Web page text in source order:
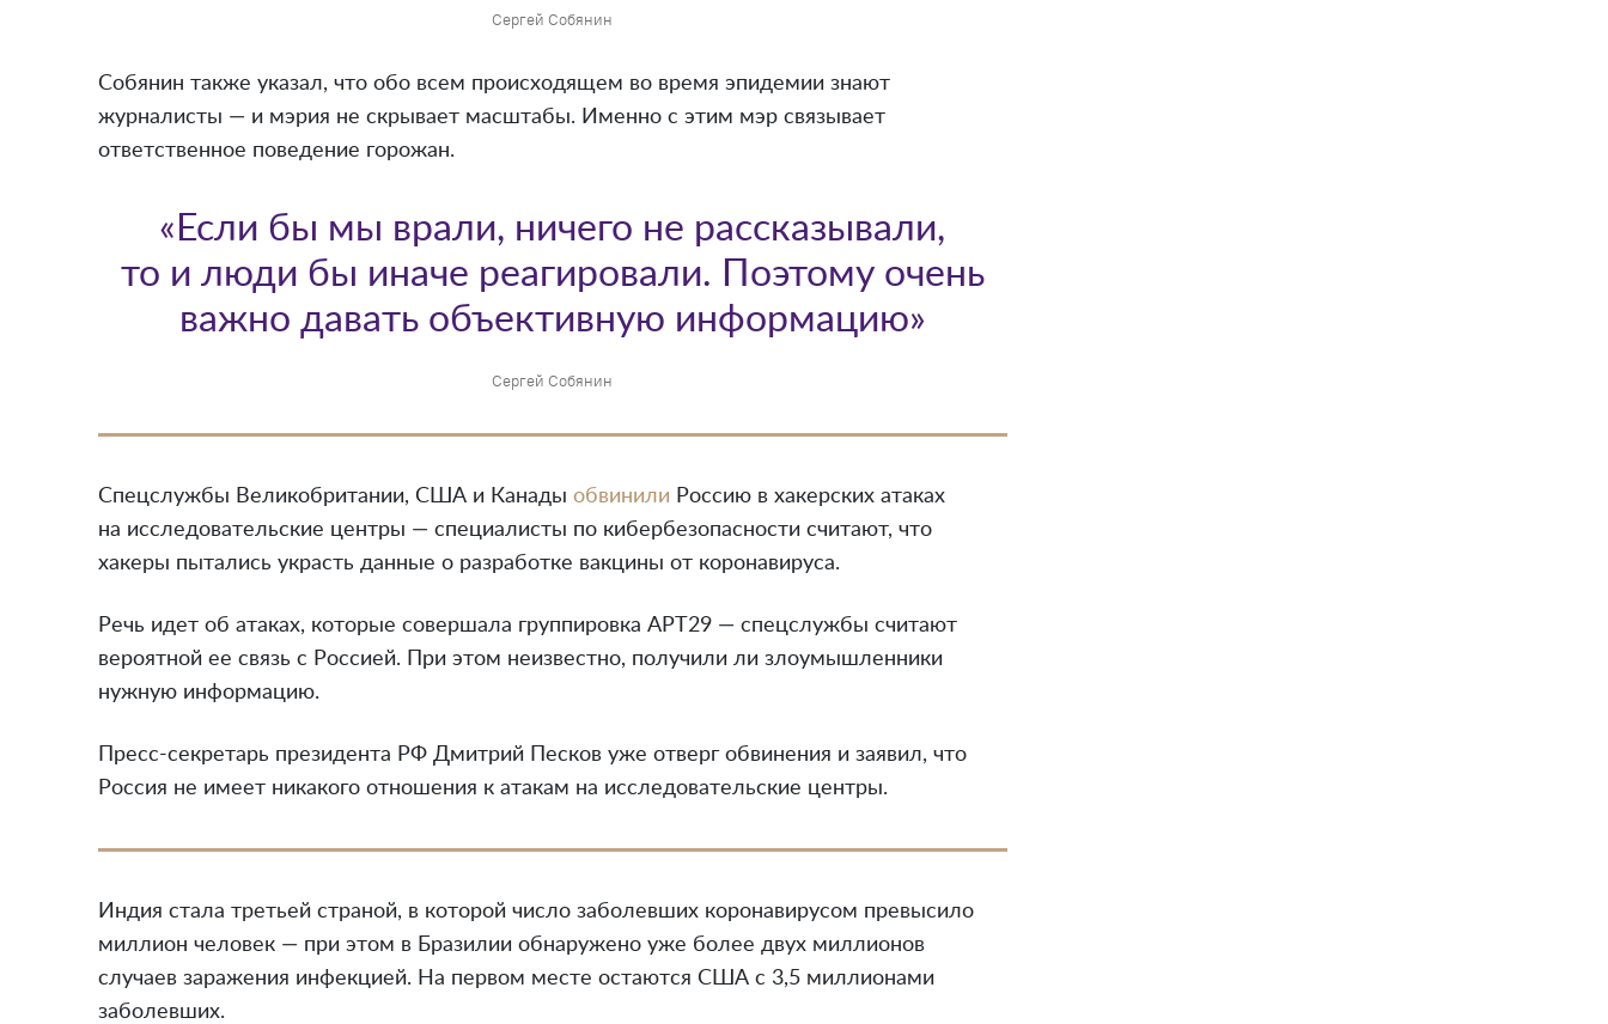
Сергей Собянин
Собянин также указал, что обо всем происходящем во время эпидемии знают
журналисты — и мэрия не скрывает масштабы. Именно с этим мэр связывает
ответственное поведение горожан.
Сергей Собянин
«Если бы мы врали, ничего не рассказывали,
то и люди бы иначе реагировали. Поэтому очень
важно давать объективную информацию»
Спецслужбы Великобритании, США и Канады обвинили Россию в хакерских атаках
на исследовательские центры — специалисты по кибербезопасности считают, что
хакеры пытались украсть данные о разработке вакцины от коронавируса.
Речь идет об атаках, которые совершала группировка APT29 — спецслужбы считают
вероятной ее связь с Россией. При этом неизвестно, получили ли злоумышленники
нужную информацию.
Пресс-секретарь президента РФ Дмитрий Песков уже отверг обвинения и заявил, что
Россия не имеет никакого отношения к атакам на исследовательские центры.
Индия стала третьей страной, в которой число заболевших коронавирусом превысило
миллион человек — при этом в Бразилии обнаружено уже более двух миллионов
случаев заражения инфекцией. На первом месте остаются США с 3,5 миллионами
заболевших.